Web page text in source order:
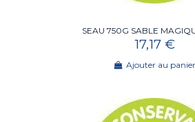
SEAU 750G SABLE
17,17 €
Ajouter au panier